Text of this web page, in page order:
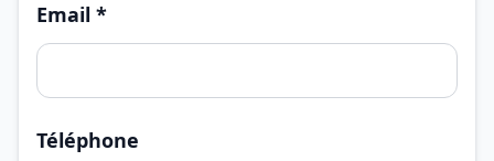
Email *
Téléphone